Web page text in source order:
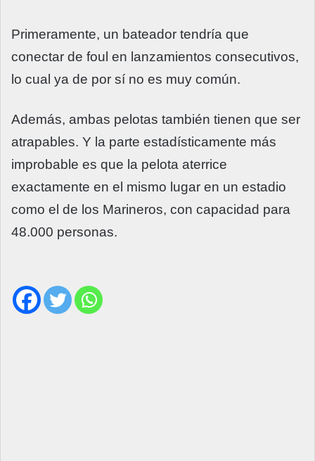
Primeramente, un bateador tendría que
conectar de foul en lanzamientos consecutivos,
lo cual ya de por sí no es muy común.
Además, ambas pelotas también tienen que ser
atrapables. Y la parte estadísticamente más
improbable es que la pelota aterrice
exactamente en el mismo lugar en un estadio
como el de los Marineros, con capacidad para
48.000 personas.